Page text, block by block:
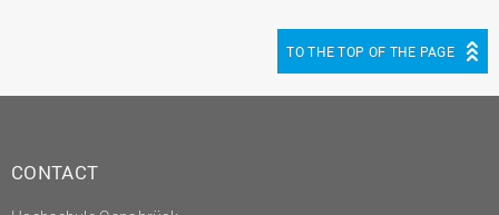
TO THE TOP OF THE PAGE
CONTACT